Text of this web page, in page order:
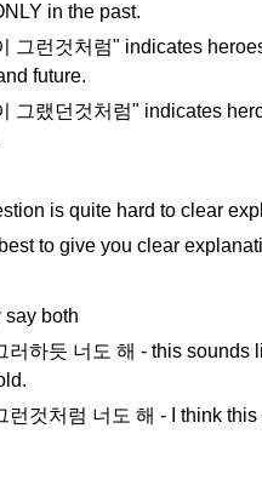
in the past.
그런것처럼" indicates
future.
그랬던것처럼" indicates
is quite hard to clear
best to give you clear
say both
러하듯 너도 해 - this sounds
런것처럼 너도 해 - I think